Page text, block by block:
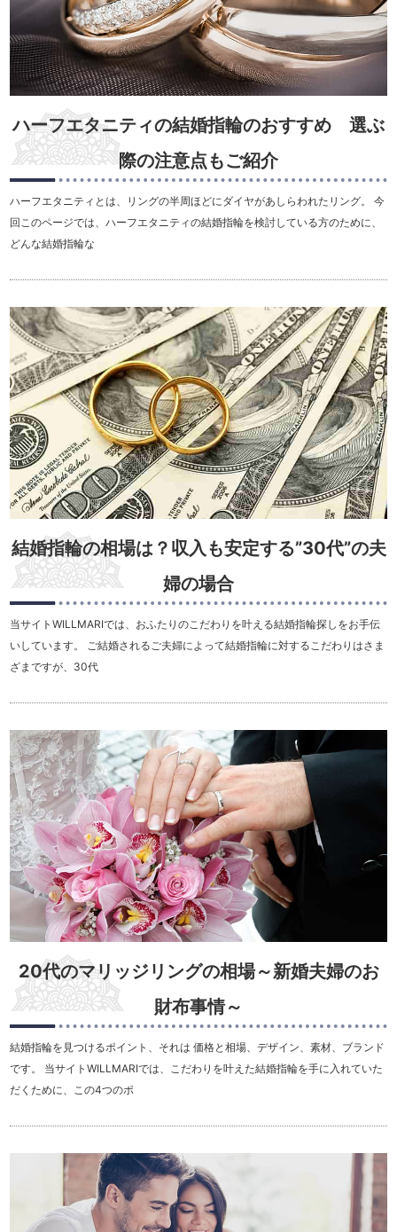
ハーフエタニティの結婚指輪のおすすめ 選ぶ
際の注意点もご紹介
ハーフエタニティとは、リングの半周ほどにダイヤがあしらわれたリング。 今
回このページでは、ハーフエタニティの結婚指輪を検討している方のために、
どんな結婚指輪な
結婚指輪の相場は？収入も安定する”30代”の夫
婦の場合
当サイトWILLMARIでは、おふたりのこだわりを叶える結婚指輪探しをお手伝
いしています。 ご結婚されるご夫婦によって結婚指輪に対するこだわりはさま
ざまですが、30代
20代のマリッジリングの相場～新婚夫婦のお
財布事情～
結婚指輪を見つけるポイント、それは 価格と相場、デザイン、素材、ブランド
です。 当サイトWILLMARIでは、こだわりを叶えた結婚指輪を手に入れていた
だくために、この4つのポ